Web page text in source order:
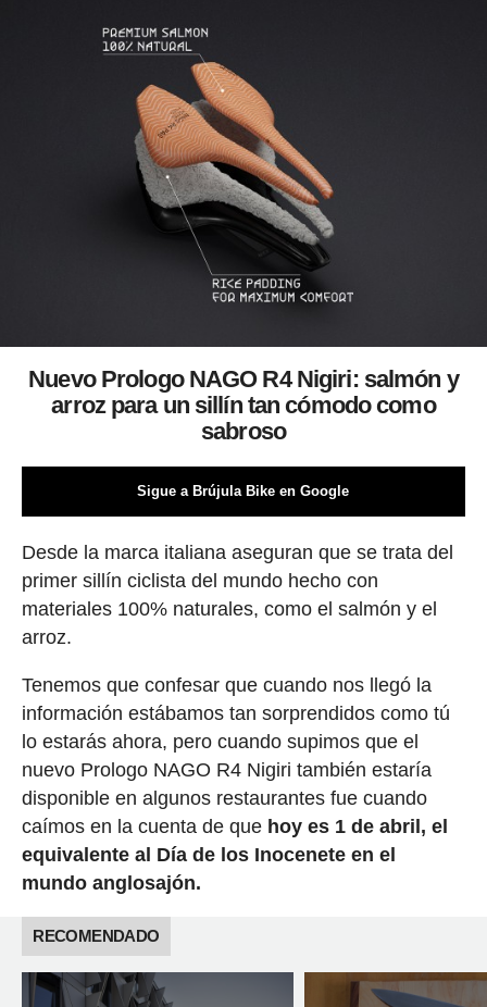
Nuevo Prologo NAGO R4 Nigiri: salmón y
arroz para un sillín tan cómodo como
sabroso
Sigue a Brújula Bike en Google
Desde la marca italiana aseguran que se trata del
primer sillín ciclista del mundo hecho con
materiales 100% naturales, como el salmón y el
arroz.
Tenemos que confesar que cuando nos llegó la
información estábamos tan sorprendidos como tú
lo estarás ahora, pero cuando supimos que el
nuevo Prologo NAGO R4 Nigiri también estaría
disponible en algunos restaurantes fue cuando
caímos en la cuenta de que hoy es 1 de abril, el
equivalente al Día de los Inocenete en el
mundo anglosajón.
RECOMENDADO